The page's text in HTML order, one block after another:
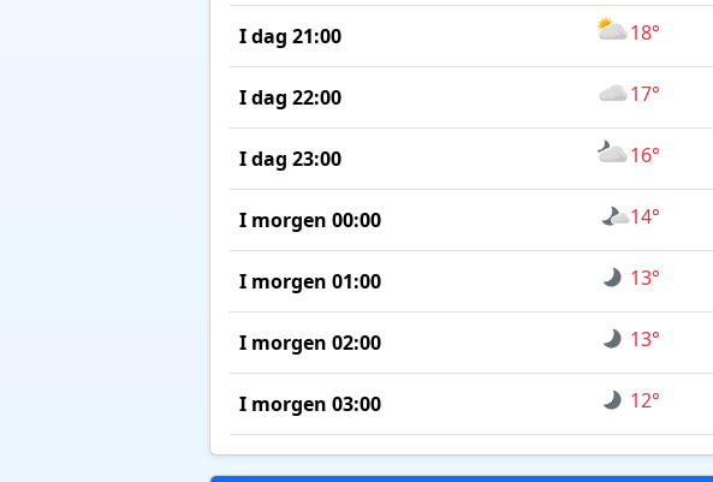
I dag 21:00 18°
I dag 22:00 17°
I dag 23:00 16°
I morgen 00:00 14°
I morgen 01:00 13°
I morgen 02:00 13°
I morgen 03:00 12°